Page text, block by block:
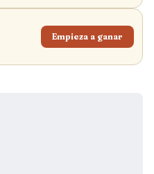
Empieza a ganar